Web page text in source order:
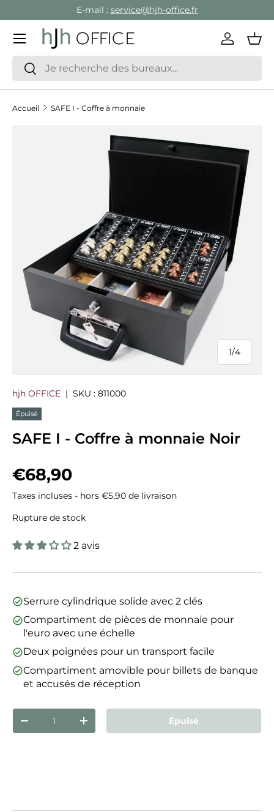
Aller au contenu
E-mail : service@hjh-office.fr
Recherche
Rechercher
Se
Menu
Accueil SAFE I - Coffre à monnaie
Passer aux informations produits
1/
de
4
hjh OFFICE | SKU : 811000
Épuisé
SAFE I - Coffre à monnaie Noir
Prix habituel
€68,90
Taxes incluses - hors €5,90 de livraison
Rupture de stock
2 avis
Serrure cylindrique solide avec 2 clés
Compartiment de pièces de monnaie pour
l'euro avec une échelle
Deux poignées pour un transport facile
Compartiment amovible pour billets de banque
et accusés de réception
Qté
Diminuer la quantitéAugmenter la quantité
Épuisé